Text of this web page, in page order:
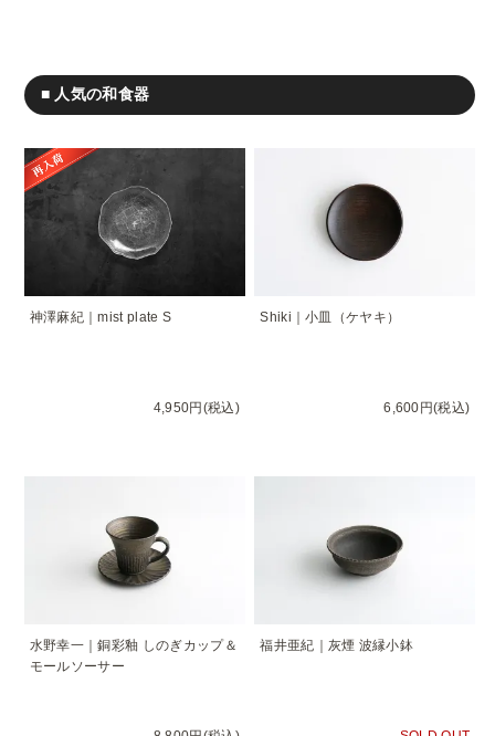
■ 人気の和食器
神澤麻紀｜mist plate S
4,950円(税込)
Shiki｜小皿（ケヤキ）
6,600円(税込)
水野幸一｜銅彩釉 しのぎカップ＆
モールソーサー
福井亜紀｜灰煙 波縁小鉢